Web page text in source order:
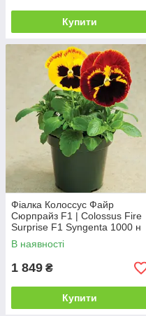
Купити
Фіалка Колоссус Файр
Сюрпрайз F1 | Colossus Fire
Surprise F1 Syngenta 1000 н
В наявності
1 849 ₴
Купити